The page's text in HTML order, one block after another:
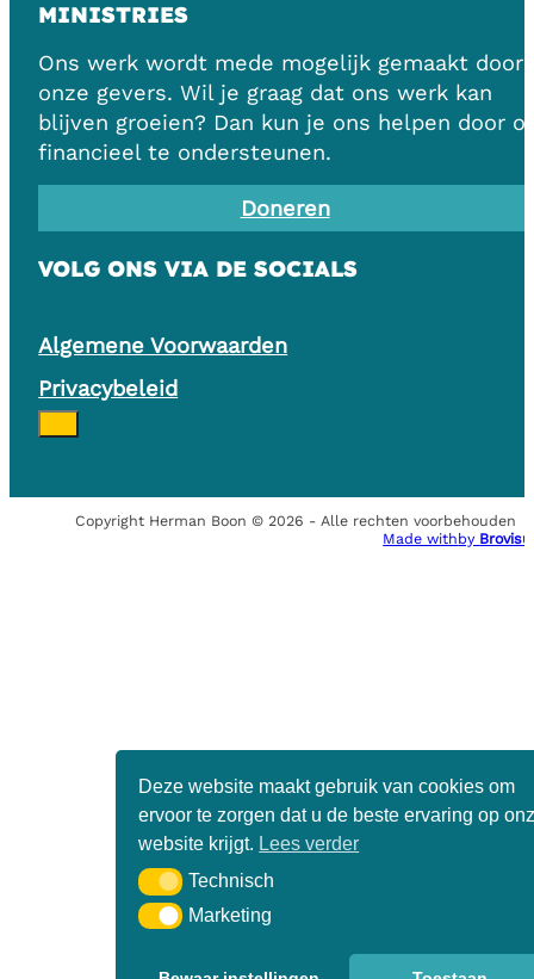
Deze website maakt gebruik van cookies om
ervoor te zorgen dat u de beste ervaring op
website krijgt. Lees verder
TechnischTechnisch
MarketingMarketing
MINISTRIES
Ons werk wordt mede mogelijk gemaakt door
onze gevers. Wil je graag dat ons werk kan
blijven groeien? Dan kun je ons helpen door
financieel te ondersteunen.
Doneren
VOLG ONS VIA DE SOCIALS
Algemene Voorwaarden
Privacybeleid
Copyright Herman Boon © 2026 - Alle rechten voorbehouden
Made withby